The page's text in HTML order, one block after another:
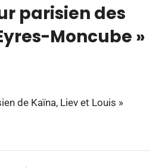
parisien des
Moncube »
de Kaïna, Liev et Louis »